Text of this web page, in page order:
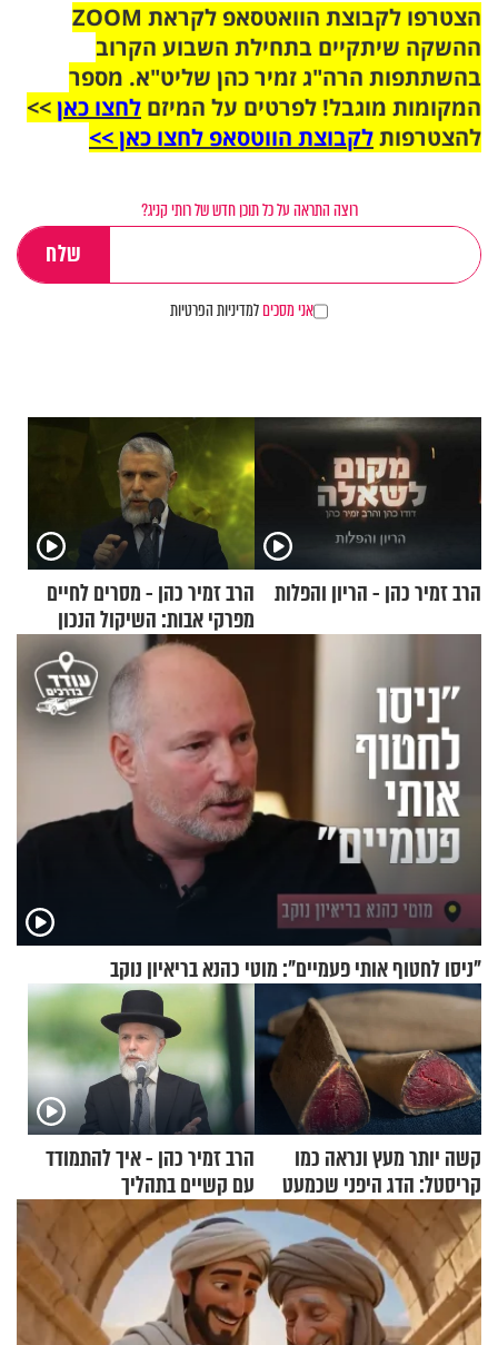
הצטרפו לקבוצת הוואטסאפ לקראת ZOOM
ההשקה שיתקיים בתחילת השבוע הקרוב
בהשתתפות הרה"ג זמיר כהן שליט"א. מספר
המקומות מוגבל! לפרטים על המיזם לחצו כאן>>
להצטרפותלקבוצת הווטסאפ לחצו כאן >>
רוצה התראה על כל תוכן חדש של רותי קניג?
אני מסכיםלמדיניות הפרטיות
הרב זמיר כהן - הריון והפלות
הרב זמיר כהן - מסרים לחיים
מפרקי אבות: השיקול הנכון
"ניסו לחטוף אותי פעמיים": מוטי כהנא בריאיון נוקב
קשה יותר מעץ ונראה כמו
קריסטל: הדג היפני שכמעט
בלתי אפשרי לחתוך
הרב זמיר כהן - איך להתמודד
עם קשיים בתהליך
ההתחזקות?